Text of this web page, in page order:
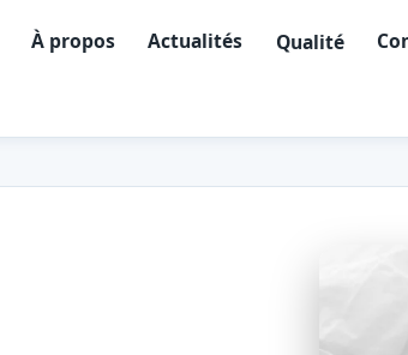
À propos Actualités Qualité